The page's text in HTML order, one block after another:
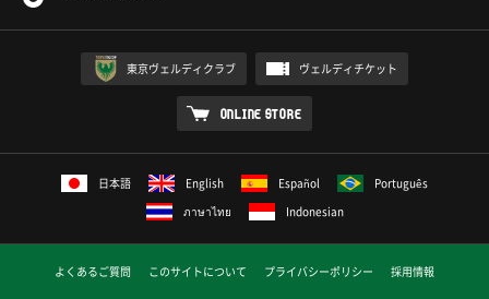
東京ヴェルディクラブ ヴェルディチケット
ONLINE STORE
日本語 English Español
Português
ภาษาไทย
Indonesian
よくあるご質問 このサイトについて プライバシーポリシー
採用情報